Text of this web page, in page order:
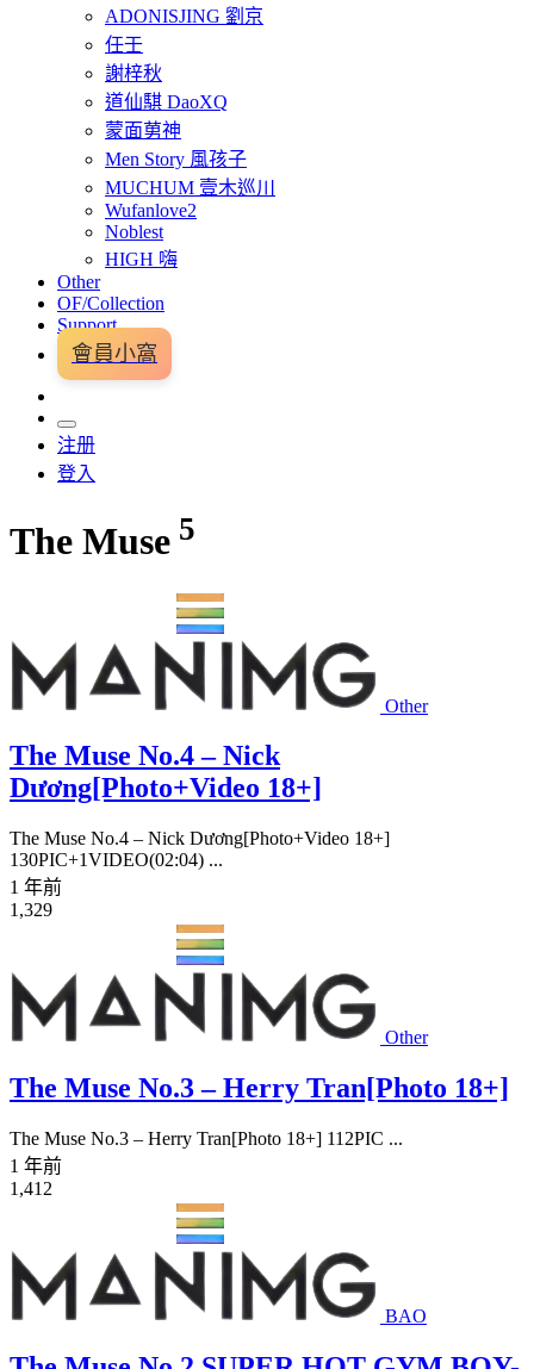
ADONISJING 劉京
任壬
謝梓秋
道仙騏 DaoXQ
蒙面莮神
Men Story 風孩子
MUCHUM 壹木巡川
Wufanlove2
Noblest
HIGH 嗨
Other
OF/Collection
Support
會員小窩
注册
登入
The Muse 5
Other
The Muse No.4 – Nick
Dương[Photo+Video 18+]
The Muse No.4 – Nick Dương[Photo+Video 18+]
130PIC+1VIDEO(02:04) ...
1 年前
1,329
Other
The Muse No.3 – Herry Tran[Photo 18+]
The Muse No.3 – Herry Tran[Photo 18+] 112PIC ...
1 年前
1,412
BAO